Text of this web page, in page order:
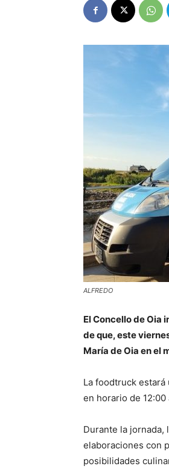
ALFREDO
El Concello de Oia
de que, este
María de Oia en el
La foodtruck
en horario de 12:00
Durante la
elaboraciones con
posibilidades